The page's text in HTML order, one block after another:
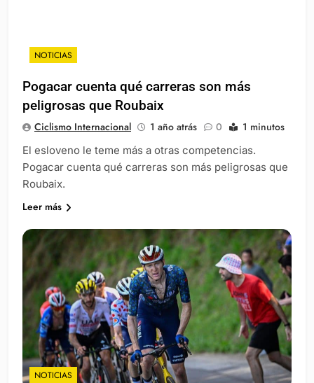
NOTICIAS
Pogacar cuenta qué carreras son más
peligrosas que Roubaix
Ciclismo Internacional 1 año atrás 0 1 minutos
El esloveno le teme más a otras competencias.
Pogacar cuenta qué carreras son más peligrosas que
Roubaix.
Leer más
NOTICIAS